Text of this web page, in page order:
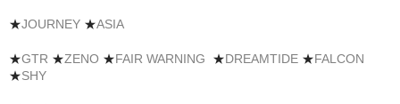
★JOURNEY ★ASIA
★GTR ★ZENO ★FAIR WARNING ★DREAMTIDE ★FALCON
★SHY